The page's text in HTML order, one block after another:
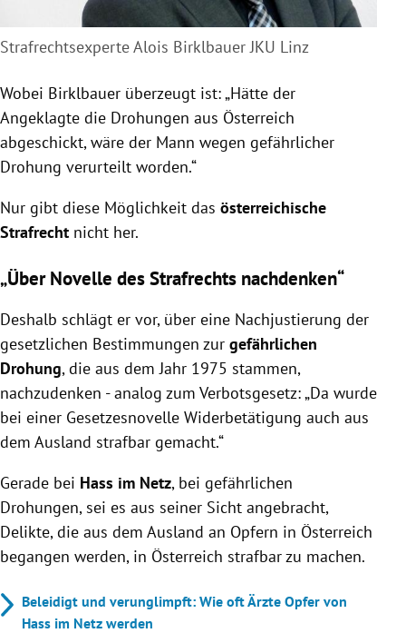
Strafrechtsexperte Alois Birklbauer JKU Linz
Wobei Birklbauer überzeugt ist: „Hätte der
Angeklagte die Drohungen aus Österreich
abgeschickt, wäre der Mann wegen gefährlicher
Drohung verurteilt worden.“
Nur gibt diese Möglichkeit das österreichische
Strafrecht nicht her.
„Über Novelle des Strafrechts nachdenken“
Deshalb schlägt er vor, über eine Nachjustierung der
gesetzlichen Bestimmungen zur gefährlichen
Drohung, die aus dem Jahr 1975 stammen,
nachzudenken - analog zum Verbotsgesetz: „Da wurde
bei einer Gesetzesnovelle Widerbetätigung auch aus
dem Ausland strafbar gemacht.“
Gerade bei Hass im Netz, bei gefährlichen
Drohungen, sei es aus seiner Sicht angebracht,
Delikte, die aus dem Ausland an Opfern in Österreich
begangen werden, in Österreich strafbar zu machen.
Beleidigt und verunglimpft: Wie oft Ärzte Opfer von
Hass im Netz werden